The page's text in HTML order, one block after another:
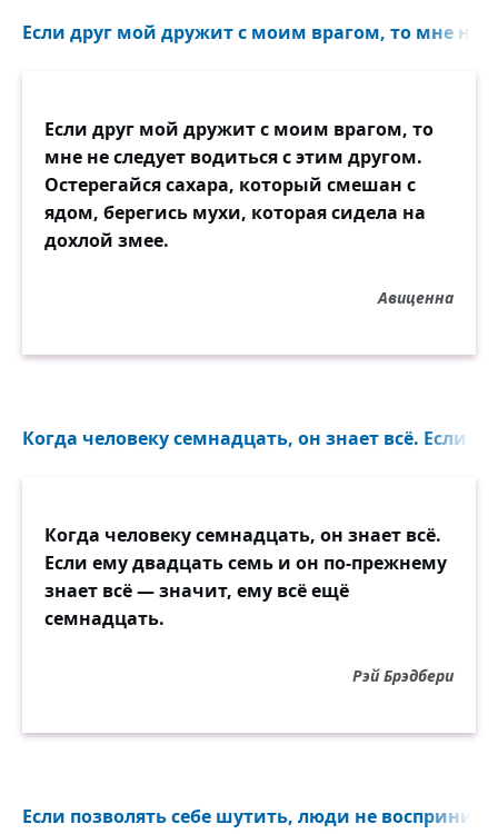
Если друг мой дружит с моим врагом, то мне не
Если друг мой дружит с моим врагом, то
мне не следует водиться с этим другом.
Остерегайся сахара, который смешан с
ядом, берегись мухи, которая сидела на
дохлой змее.
Авиценна
Когда человеку семнадцать, он знает всё. Если
Когда человеку семнадцать, он знает всё.
Если ему двадцать семь и он по-прежнему
знает всё — значит, ему всё ещё
семнадцать.
Рэй Брэдбери
Если позволять себе шутить, люди не